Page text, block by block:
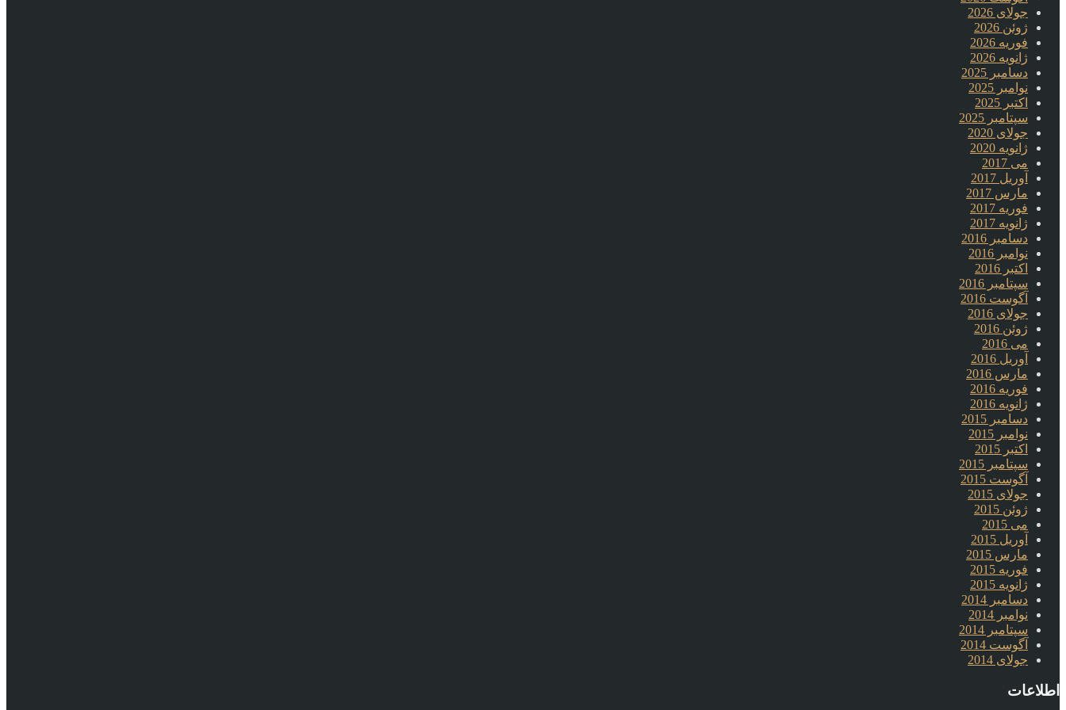
جولای 2026
ژوئن 2026
فوریه 2026
ژانویه 2026
دسامبر 2025
نوامبر 2025
اکتبر 2025
سپتامبر 2025
جولای 2020
ژانویه 2020
می 2017
آوریل 2017
مارس 2017
فوریه 2017
ژانویه 2017
دسامبر 2016
نوامبر 2016
اکتبر 2016
سپتامبر 2016
آگوست 2016
جولای 2016
ژوئن 2016
می 2016
آوریل 2016
مارس 2016
فوریه 2016
ژانویه 2016
دسامبر 2015
نوامبر 2015
اکتبر 2015
سپتامبر 2015
آگوست 2015
جولای 2015
ژوئن 2015
می 2015
آوریل 2015
مارس 2015
فوریه 2015
ژانویه 2015
دسامبر 2014
نوامبر 2014
سپتامبر 2014
آگوست 2014
جولای 2014
اطلاعات